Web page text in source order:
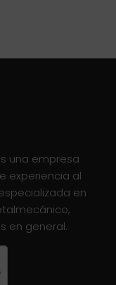
una empresa
experiencia al
en
en general.